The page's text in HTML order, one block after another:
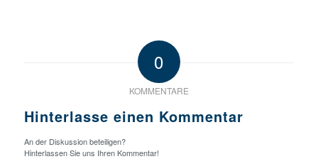
0
KOMMENTARE
Hinterlasse einen Kommentar
An der Diskussion beteiligen?
Hinterlassen Sie uns Ihren Kommentar!